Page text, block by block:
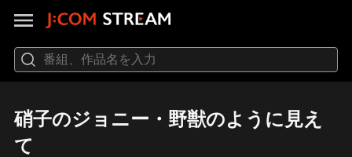
硝子のジョニー・野獣のように見え
て